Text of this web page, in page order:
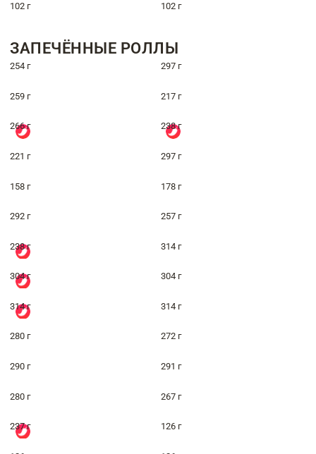
102 г 102 г
ЗАПЕЧЁННЫЕ РОЛЛЫ
254 г 297 г
259 г 217 г
266 г 238 г
221 г 297 г
158 г 178 г
292 г 257 г
238 г 314 г
304 г 304 г
314 г 314 г
280 г 272 г
290 г 291 г
280 г 267 г
237 г 126 г